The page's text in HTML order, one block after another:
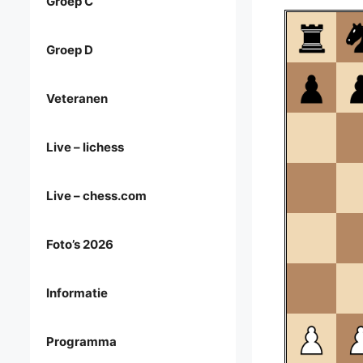
Groep D
Veteranen
Live – lichess
Live – chess.com
Foto’s 2026
Informatie
Programma